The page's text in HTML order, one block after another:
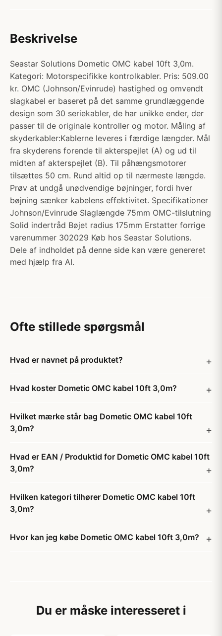
Beskrivelse
Seastar Solutions Dometic OMC kabel 10ft 3,0m.
Kategori: Motorspecifikke kontrolkabler. Pris: 509.00
kr. OMC (Johnson/Evinrude) hastighed og omvendt
slagkabel er baseret på det samme grundlæggende
design som 30 seriekabler, de har unikke ender, der
passer til de originale kontroller og motor. Måling af
skyderkabler:Kablerne leveres i færdige længder. Mål
fra skyderens forende til akterspejlet (A) og ud til
midten af akterspejlet (B). Til påhængsmotorer
tilsættes 50 cm. Rund altid op til nærmeste længde.
Prøv at undgå unødvendige bøjninger, fordi hver
bøjning sænker kabelens effektivitet. Specifikationer
Johnson/Evinrude Slaglængde 75mm OMC-tilslutning
Solid indertråd Bøjet radius 175mm Erstatter forrige
varenummer 302029 Køb hos Seastar Solutions.
Dele af indholdet på denne side kan være genereret
med hjælp fra AI.
Ofte stillede spørgsmål
Hvad er navnet på produktet?
Hvad koster Dometic OMC kabel 10ft 3,0m?
Hvilket mærke står bag Dometic OMC kabel 10ft
3,0m?
Hvad er EAN / Produktid for Dometic OMC kabel 10ft
3,0m?
Hvilken kategori tilhører Dometic OMC kabel 10ft
3,0m?
Hvor kan jeg købe Dometic OMC kabel 10ft 3,0m?
Du er måske interesseret i